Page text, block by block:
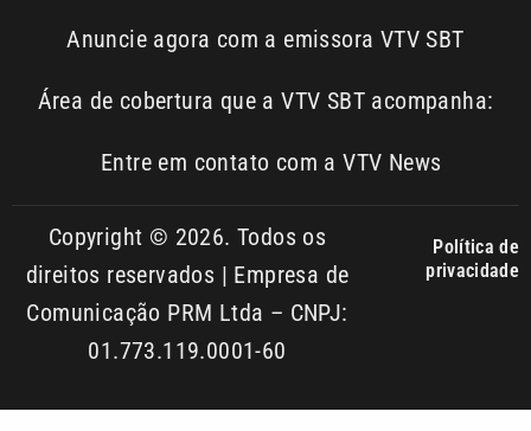
Anuncie agora com a emissora VTV SBT
Área de cobertura que a VTV SBT acompanha:
Entre em contato com a VTV News
Copyright © 2026. Todos os
direitos reservados | Empresa de
Comunicação PRM Ltda – CNPJ:
01.773.119.0001-60
Política de
privacidade